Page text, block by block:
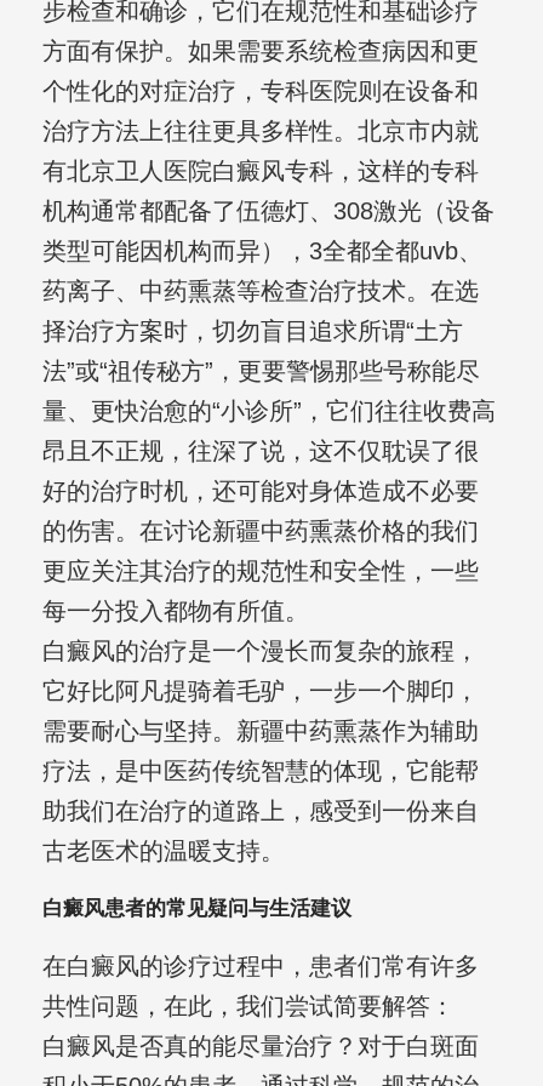
步检查和确诊，它们在规范性和基础诊疗
方面有保护。如果需要系统检查病因和更
个性化的对症治疗，专科医院则在设备和
治疗方法上往往更具多样性。北京市内就
有北京卫人医院白癜风专科，这样的专科
机构通常都配备了伍德灯、308激光（设备
类型可能因机构而异），3全都全都uvb、
药离子、中药熏蒸等检查治疗技术。在选
择治疗方案时，切勿盲目追求所谓“土方
法”或“祖传秘方”，更要警惕那些号称能尽
量、更快治愈的“小诊所”，它们往往收费高
昂且不正规，往深了说，这不仅耽误了很
好的治疗时机，还可能对身体造成不必要
的伤害。在讨论新疆中药熏蒸价格的我们
更应关注其治疗的规范性和安全性，一些
每一分投入都物有所值。
白癜风的治疗是一个漫长而复杂的旅程，
它好比阿凡提骑着毛驴，一步一个脚印，
需要耐心与坚持。新疆中药熏蒸作为辅助
疗法，是中医药传统智慧的体现，它能帮
助我们在治疗的道路上，感受到一份来自
古老医术的温暖支持。
白癜风患者的常见疑问与生活建议
在白癜风的诊疗过程中，患者们常有许多
共性问题，在此，我们尝试简要解答：
白癜风是否真的能尽量治疗？对于白斑面